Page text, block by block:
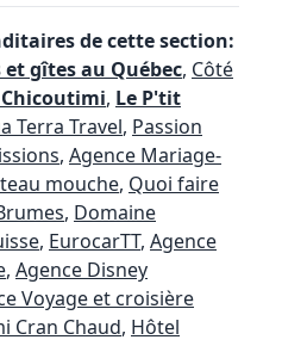
de cette section:
gîtes au Québec, Côté
, Le P'tit
Terra Travel, Passion
, Agence Mariage-
mouche, Quoi faire
, Domaine
, EurocarTT, Agence
, Agence Disney
Voyage et croisière
Cran Chaud, Hôtel